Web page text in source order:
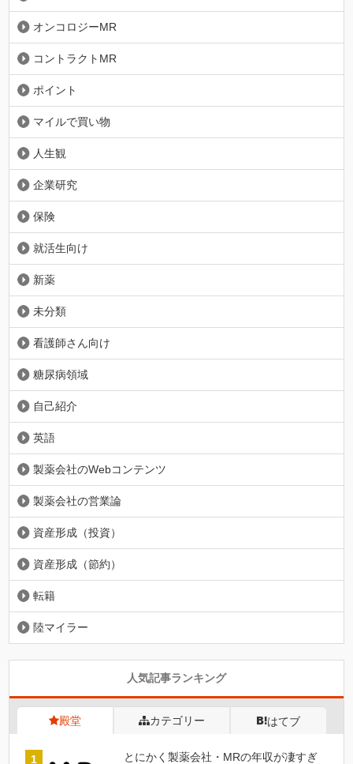
オンコロジーMR
コントラクトMR
ポイント
マイルで買い物
人生観
企業研究
保険
就活生向け
新薬
未分類
看護師さん向け
糖尿病領域
自己紹介
英語
製薬会社のWebコンテンツ
製薬会社の営業論
資産形成（投資）
資産形成（節約）
転籍
陸マイラー
人気記事ランキング
殿堂 カテゴリー はてブ
とにかく製薬会社・MRの年収が凄すぎ